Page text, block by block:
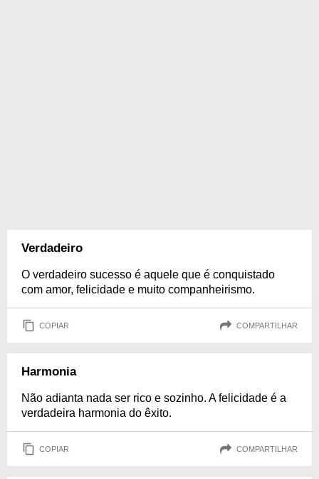
Verdadeiro
O verdadeiro sucesso é aquele que é conquistado
com amor, felicidade e muito companheirismo.
COPIAR COMPARTILHAR
Harmonia
Não adianta nada ser rico e sozinho. A felicidade é a
verdadeira harmonia do êxito.
COPIAR COMPARTILHAR